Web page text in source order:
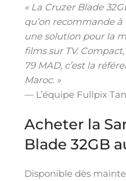
« La Cruzer Blade
qu’on recommande
une solution pour la
films sur TV.
79 MAD, c’est la
Maroc. »
— L’équipe Fullpix
Acheter la
Blade 32GB
Disponible dès